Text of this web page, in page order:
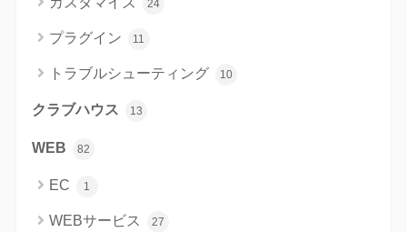
24
プラグイン 11
トラブルシューティング 10
クラブハウス 13
WEB 82
EC 1
WEBサービス 27